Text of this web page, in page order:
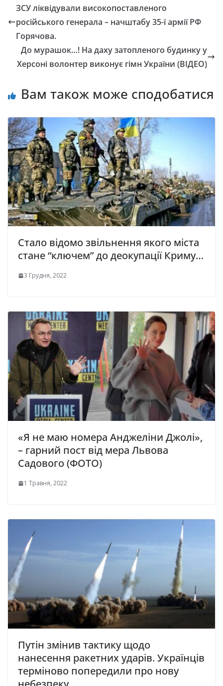
ЗСУ ліквідували високопоставленого
російського генерала – начштабу 35-ї армії РФ
Горячова.
До мурашок…! На даху затопленого будинку у
Херсоні волонтер виконує гімн України (ВІДЕО)
Вам також може сподобатися
Стало відомо звільнення якого міста
стане “ключем” до деокупації Криму…
3 Грудня, 2022
«Я не маю номера Анджеліни Джолі»,
– гарний пост від мера Львова
Садового (ФОТО)
1 Травня, 2022
Путін змінив тактику щодо
нанесення ракетних ударів. Українців
терміново попередили про нову